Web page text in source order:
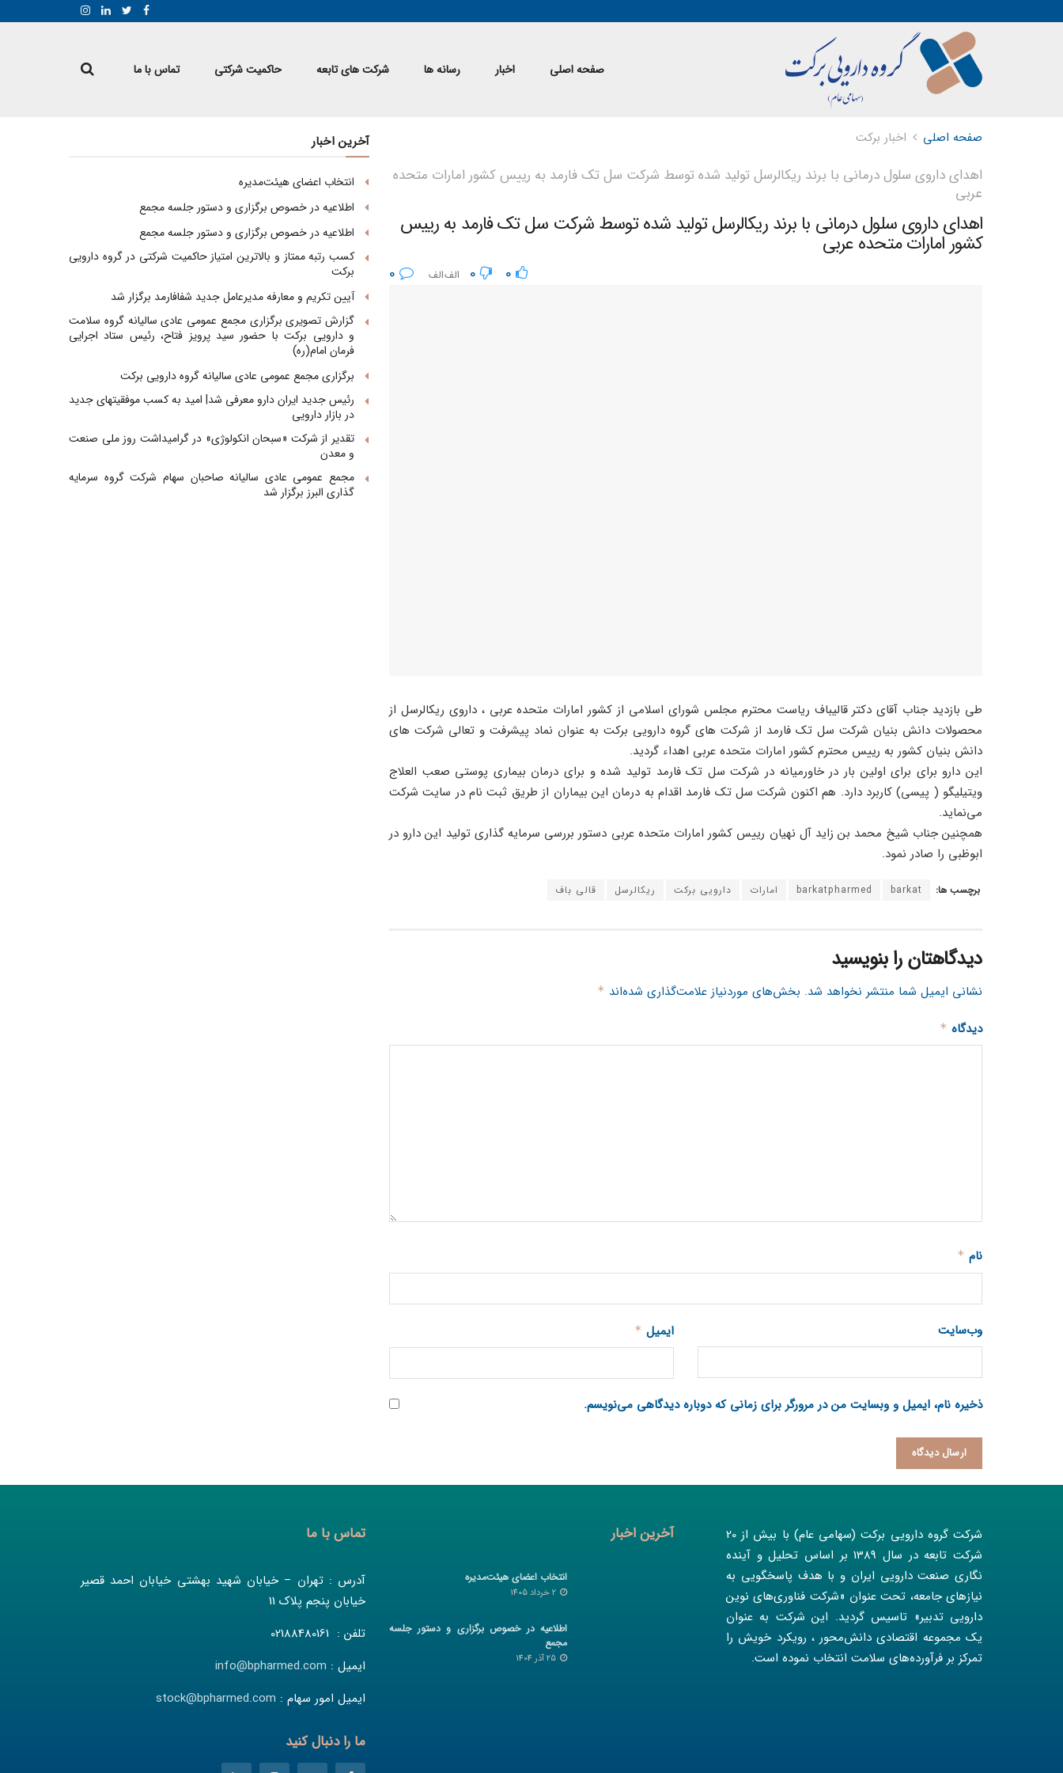
صفحه اصلی اخبار رسانه ها شرکت های تابعه حاکمیت شرکتی تماس با ما
صفحه اصلی اخبار برکت
اهدای داروی سلول درمانی با برند ریکالرسل تولید شده توسط شرکت سل تک فارمد به رییس کشور امارات متحده
عربی
اهدای داروی سلول درمانی با برند ریکالرسل تولید شده توسط شرکت سل تک فارمد به رییس
کشور امارات متحده عربی
0
0
طی بازدید جناب آقای دکتر قالیباف ریاست محترم مجلس شورای اسلامی از کشور امارات متحده عربی ، داروی ریکالرسل از
محصولات دانش بنیان شرکت سل تک فارمد از شرکت های گروه دارویی برکت به عنوان نماد پیشرفت و تعالی شرکت های
دانش بنیان کشور به رییس محترم کشور امارات متحده عربی اهداء گردید.
این دارو برای برای اولین بار در خاورمیانه در شرکت سل تک فارمد تولید شده و برای درمان بیماری پوستی صعب العلاج
ویتیلیگو ( پیسی) کاربرد دارد. هم اکنون شرکت سل تک فارمد اقدام به درمان این بیماران از طریق ثبت نام در سایت شرکت
می‌نماید.
همچنین جناب شیخ محمد بن زاید آل نهیان رییس کشور امارات متحده عربی دستور بررسی سرمایه گذاری تولید این دارو در
ابوظبی را صادر نمود.
برچسب ها: barkat
barkatpharmed امارات دارویی برکت ریکالرسل قالی باف
دیدگاهتان را بنویسید
نشانی ایمیل شما منتشر نخواهد شد. بخش‌های موردنیاز علامت‌گذاری شده‌اند *
دیدگاه *
نام *
ایمیل * وب‌سایت
ذخیره نام، ایمیل و وبسایت من در مرورگر برای زمانی که دوباره دیدگاهی می‌نویسم.
آخرین اخبار
انتخاب اعضای هیئت‌مدیره
اطلاعیه در خصوص برگزاری و دستور جلسه مجمع
اطلاعیه در خصوص برگزاری و دستور جلسه مجمع
کسب رتبه ممتاز و بالاترین امتیاز حاکمیت شرکتی در گروه دارویی
برکت
آیین تکریم و معارفه مدیرعامل جدید شفافارمد برگزار شد
گزارش تصویری برگزاری مجمع عمومی عادی سالیانه گروه سلامت
و دارویی برکت با حضور سید پرویز فتاح، رئیس ستاد اجرایی
فرمان امام(ره)
برگزاری مجمع عمومی عادی سالیانه گروه دارویی برکت
رئیس جدید ایران دارو معرفی شد| امید به کسب موفقیتهای جدید
در بازار دارویی
تقدیر از شرکت «سبحان انکولوژی» در گرامیداشت روز ملی صنعت
و معدن
مجمع عمومی عادی سالیانه صاحبان سهام شرکت گروه سرمایه
گذاری البرز برگزار شد
شرکت گروه دارویی برکت (سهامی عام) با بیش از 20
شرکت تابعه در سال 1389 بر اساس تحلیل و آینده
نگاری صنعت دارویی ایران و با هدف پاسخگویی به
نیازهای جامعه، تحت عنوان «شرکت فناوری‌های نوین
دارویی تدبیر» تاسیس گردید. این شرکت به عنوان
یک مجموعه اقتصادی دانش‌محور ، رویکرد خویش را
تمرکز بر فرآورده‌های سلامت انتخاب نموده است.
آخرین اخبار
انتخاب اعضای هیئت‌مدیره
اطلاعیه در خصوص برگزاری و دستور جلسه
مجمع
تماس با ما
آدرس : تهران – خیابان شهید بهشتی خیابان احمد قصیر
خیابان پنجم پلاک 11
تلفن : 02188480161
ایمیل : info@bpharmed.com
ایمیل امور سهام : stock@bpharmed.com
ما را دنبال کنید